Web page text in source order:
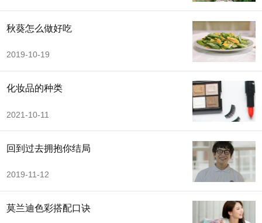
秋葵怎么做好吃
2019-10-19
化妆品的种类
2021-10-11
回到过去拥抱你结局
2019-11-12
莫兰迪色彩搭配口诀